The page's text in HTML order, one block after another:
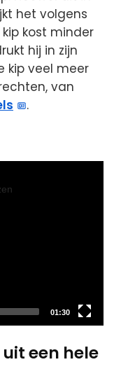
het volgens
kost minder
hij in zijn
kip veel meer
van
.
Total
duration
01:30
een hele